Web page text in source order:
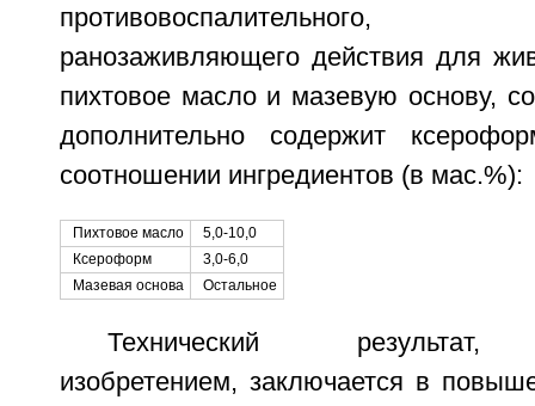
противовоспалительного,
ранозаживляющего действия для
пихтовое масло и мазевую основу,
дополнительно содержит
соотношении ингредиентов (в мас.%):
Пихтовое масло
5,0-10,0
Ксероформ
3,0-6,0
Мазевая основа
Остальное
Технический результат,
изобретением, заключается в